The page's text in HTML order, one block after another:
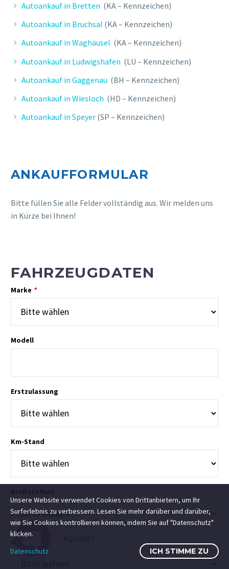
T. HEIKO
Seriöse & unkomplizierte Abwicklung.
Freundliche Betreuung.
Professionelle und schnelle Abwicklung,
sehr guter Preis, gerne wieder.
transparente Abwicklung, netter und
kompetenter Mitarbeiter
Autoankauf in Bretten (KA – Kennzeichen)
Autoankauf in Bruchsal (KA – Kennzeichen)
Autoankauf in Waghäusel (KA – Kennzeichen)
Autoankauf in Ludwigshafen (LU – Kennzeichen)
Autoankauf in Gaggenau (BH – Kennzeichen)
Autoankauf in Wiesloch (HD – Kennzeichen)
Autoankauf in Speyer (SP – Kennzeichen)
ANKAUFFORMULAR
Bitte füllen Sie alle Felder vollständig aus. Wir melden uns
in Kürze bei Ihnen!
FAHRZEUGDATEN
Marke *
Modell
Erstzulassung
Km-Stand
Unsere Website verwendet Cookies von Drittanbietern, um Ihr
Surferlebnis zu verbessern. Lesen Sie mehr darüber und darüber,
wie Sie Cookies kontrollieren können, indem Sie auf "Datenschutz"
klicken.
Datenschutz
ICH STIMME ZU